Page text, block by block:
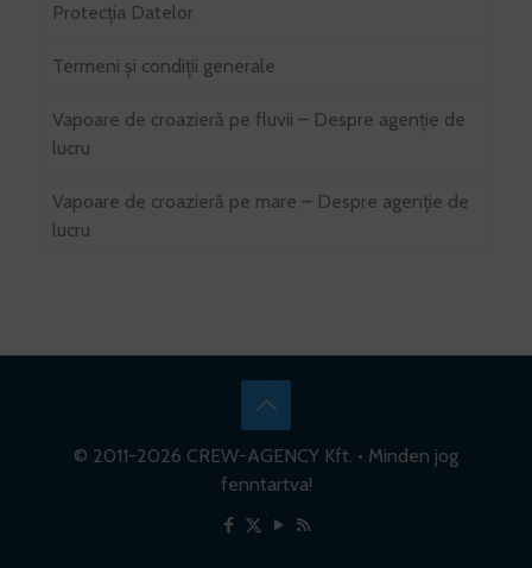
Protecția Datelor
Termeni şi condiţii generale
Vapoare de croazieră pe fluvii – Despre agenție de
lucru
Vapoare de croazieră pe mare – Despre agenție de
lucru
© 2011-2026 CREW-AGENCY Kft. • Minden jog
fenntartva!